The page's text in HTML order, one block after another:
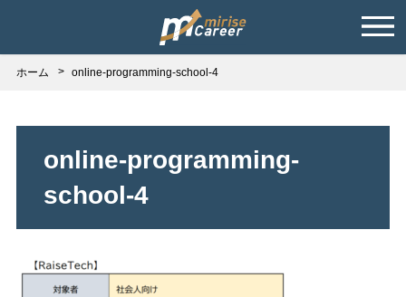
ホーム online-programming-school-4
online-programming-
school-4